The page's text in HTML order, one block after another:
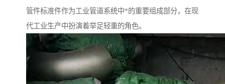
管件标准件作为工业管道系统中*的重要组成部分，在现
代工业生产中扮演着举足轻重的角色。